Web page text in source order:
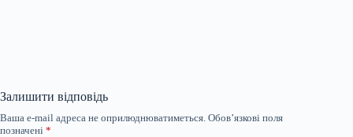
Залишити відповідь
Ваша e-mail адреса не оприлюднюватиметься. Обов’язкові поля
позначені *